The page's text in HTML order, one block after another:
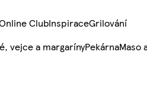
ClubInspiraceGrilování
vejce a margarínyPekárnaMaso